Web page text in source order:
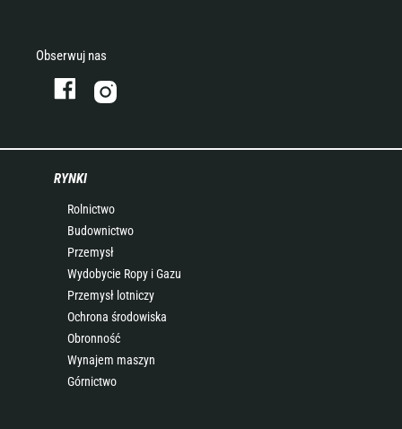
Obserwuj nas
RYNKI
Rolnictwo
Budownictwo
Przemysł
Wydobycie Ropy i Gazu
Przemysł lotniczy
Ochrona środowiska
Obronność
Wynajem maszyn
Górnictwo